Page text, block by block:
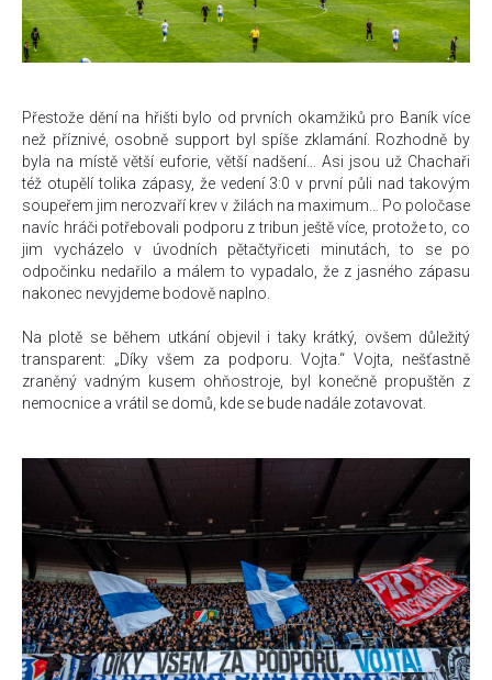
Přestože dění na hřišti bylo od prvních okamžiků pro Baník více
než příznivé, osobně support byl spíše zklamání. Rozhodně by
byla na místě větší euforie, větší nadšení… Asi jsou už Chachaři
též otupělí tolika zápasy, že vedení 3:0 v první půli nad takovým
soupeřem jim nerozvaří krev v žilách na maximum… Po poločase
navíc hráči potřebovali podporu z tribun ještě více, protože to, co
jim vycházelo v úvodních pětačtyřiceti minutách, to se po
odpočinku nedařilo a málem to vypadalo, že z jasného zápasu
nakonec nevyjdeme bodově naplno.
Na plotě se během utkání objevil i taky krátký, ovšem důležitý
transparent: „Díky všem za podporu. Vojta.“ Vojta, nešťastně
zraněný vadným kusem ohňostroje, byl konečně propuštěn z
nemocnice a vrátil se domů, kde se bude nadále zotavovat.